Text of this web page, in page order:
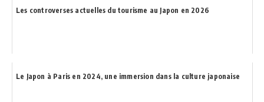
Les controverses actuelles du tourisme au Japon en 2026
Le Japon à Paris en 2024, une immersion dans la culture japonaise